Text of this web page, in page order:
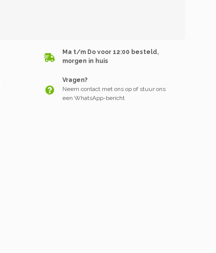
Ma t/m Do voor 12:00 besteld,
morgen in huis
Vragen?
Neem contact met ons op of stuur ons
een WhatsApp-bericht